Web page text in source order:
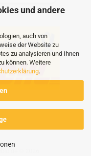
und andere
auch von
der Website zu
zu analysieren und Ihnen
können. Weitere
.